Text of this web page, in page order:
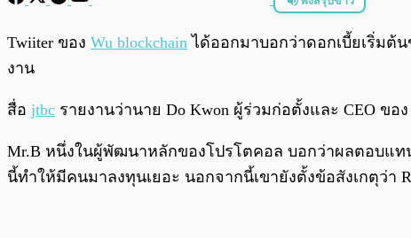
พร้อมเล่น
Twiiter ของ Wu blockchain ได้ออกมาบอกว่าดอกเบี้ยเริ่มต้
งาน
สื่อ jtbc รายงานว่านาย Do Kwon ผู้ร่วมก่อตั้งและ CEO ข
Mr.B หนึ่งในผู้พัฒนาหลักของโปรโตคอล บอกว่าผลตอบแท
นี้ทำให้มีคนมาลงทุนเยอะ นอกจากนี้เขายังตั้งข้อสังเกตุว่